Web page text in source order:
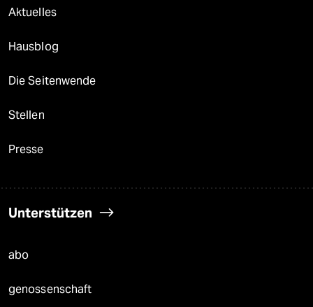
Aktuelles
Hausblog
Die Seitenwende
Stellen
Presse
Unterstützen
abo
genossenschaft